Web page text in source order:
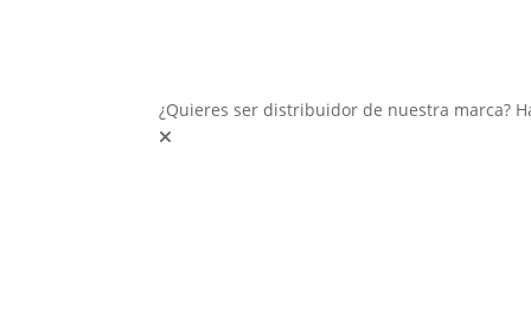
¿Quieres ser distribuidor de nuestra marca?